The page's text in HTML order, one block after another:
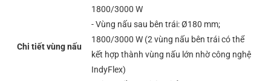
Chi tiết vùng nấu
1800/3000 W
- Vùng nấu sau bên trái: Ø180 mm;
1800/3000 W (2 vùng nấu bên trái có thể
kết hợp thành vùng nấu lớn nhờ công nghệ
IndyFlex)